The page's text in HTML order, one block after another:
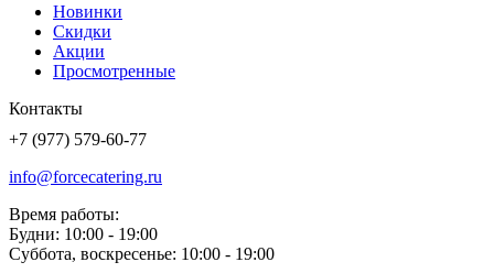
Новинки
Скидки
Акции
Просмотренные
Контакты
+7 (977) 579-60-77
info@forcecatering.ru
Время работы:
Будни: 10:00 - 19:00
Суббота, воскресенье: 10:00 - 19:00